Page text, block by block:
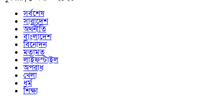
সর্বশেষ
সারাদেশ
অর্থনীতি
বাংলাদেশ
বিনোদন
মতামত
লাইফস্টাইল
অপরাধ
খেলা
ধর্ম
শিক্ষা